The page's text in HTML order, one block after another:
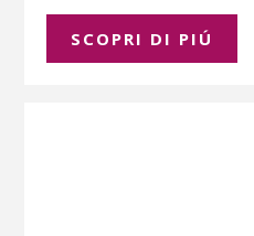
SCOPRI DI PIÚ